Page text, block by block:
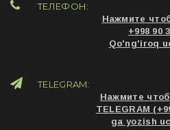
ТЕЛЕФОН:
Нажмите
+998 90
Qo'ng'iroq
TELEGRAM:
Нажмите
TELEGRAM
ga yozish